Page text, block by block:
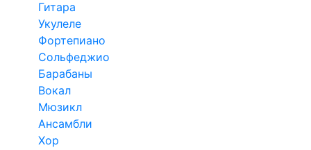
Гитара
Укулеле
Фортепиано
Сольфеджио
Барабаны
Вокал
Мюзикл
Ансамбли
Хор